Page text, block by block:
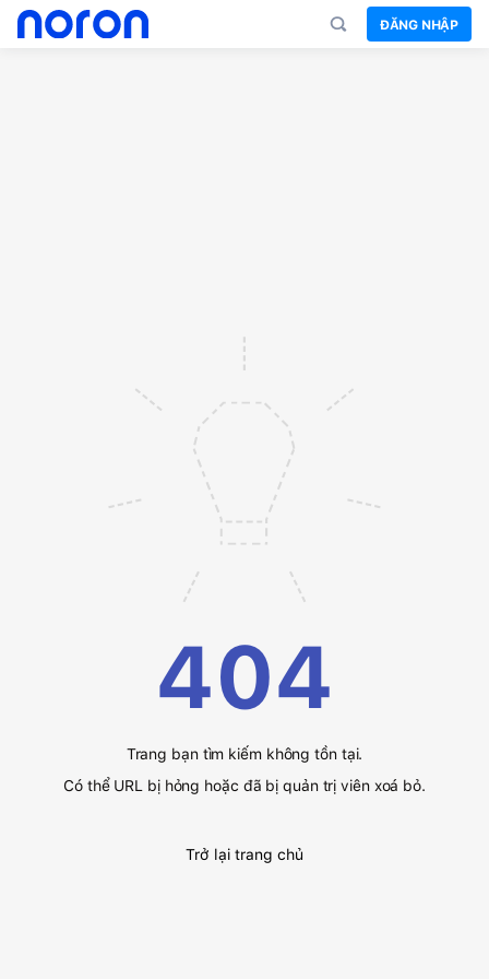
ĐĂNG NHẬP
404
Trang bạn tìm kiếm không tồn tại.
Có thể URL bị hỏng hoặc đã bị quản trị viên xoá bỏ.
Trở lại trang chủ